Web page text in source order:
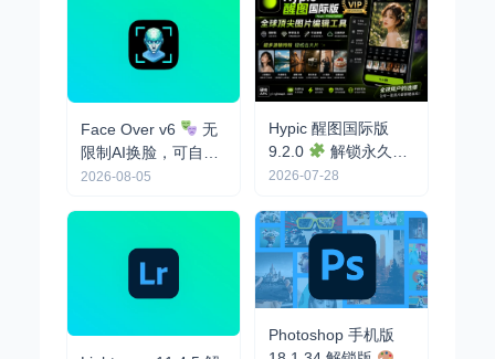
Face Over v6
无
限制AI换脸，可自定
义照片
2026-08-05
Hypic 醒图国际版
9.2.0
解锁永久会
员，免登录
2026-07-28
Photoshop 手机版